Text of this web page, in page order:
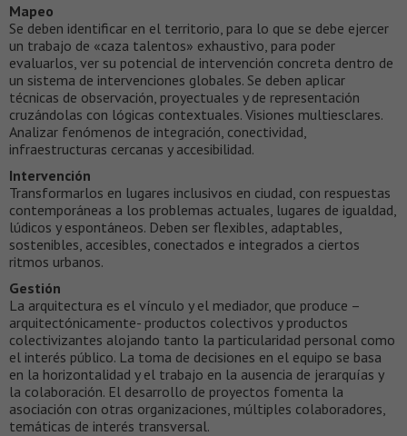
Mapeo
Se deben identificar en el territorio, para lo que se debe ejercer
un trabajo de «caza talentos» exhaustivo, para poder
evaluarlos, ver su potencial de intervención concreta dentro de
un sistema de intervenciones globales. Se deben aplicar
técnicas de observación, proyectuales y de representación
cruzándolas con lógicas contextuales. Visiones multiesclares.
Analizar fenómenos de integración, conectividad,
infraestructuras cercanas y accesibilidad.
Intervención
Transformarlos en lugares inclusivos en ciudad, con respuestas
contemporáneas a los problemas actuales, lugares de igualdad,
lúdicos y espontáneos. Deben ser flexibles, adaptables,
sostenibles, accesibles, conectados e integrados a ciertos
ritmos urbanos.
Gestión
La arquitectura es el vínculo y el mediador, que produce –
arquitectónicamente- productos colectivos y productos
colectivizantes alojando tanto la particularidad personal como
el interés público. La toma de decisiones en el equipo se basa
en la horizontalidad y el trabajo en la ausencia de jerarquías y
la colaboración. El desarrollo de proyectos fomenta la
asociación con otras organizaciones, múltiples colaboradores,
temáticas de interés transversal.